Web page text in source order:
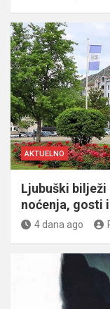
AKTUELNO
Ljubuški
noćenja, gosti
4 dana ago